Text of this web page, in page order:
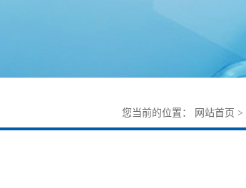
您当前的位置： 网站首页 >